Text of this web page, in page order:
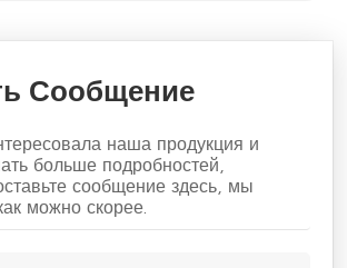
Сообщение
наша продукция и
больше подробностей,
сообщение здесь, мы
можно скорее.